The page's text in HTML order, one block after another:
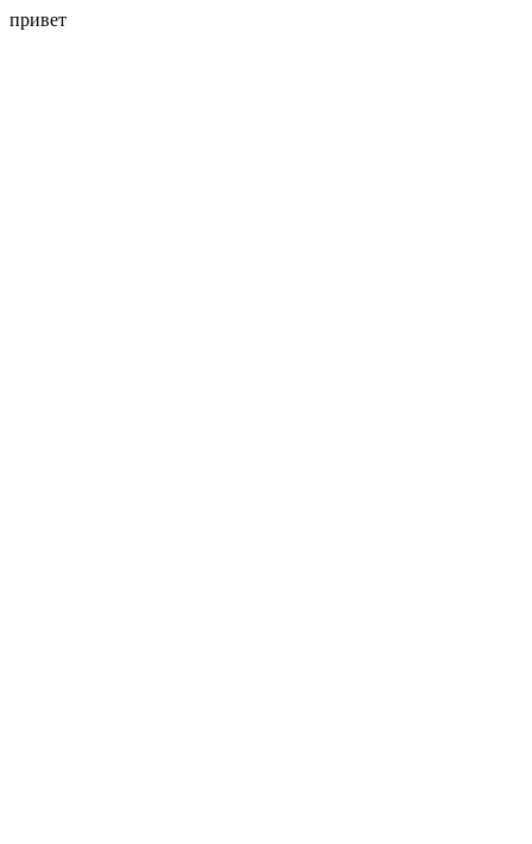
привет